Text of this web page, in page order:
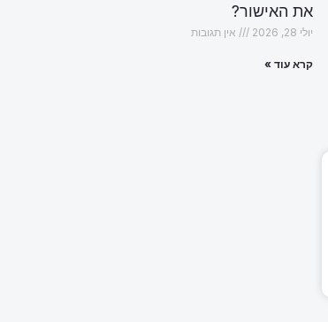
את האישור?
יולי 28, 2026 אין תגובות
קרא עוד »